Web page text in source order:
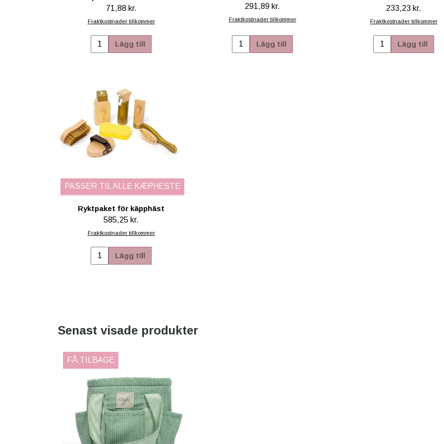
71,88 kr.
Fraktkostnader tillkommer
Lägg till
291,89 kr.
Fraktkostnader tillkommer
Lägg till
233,23 kr.
Fraktkostnader tillkommer
Lägg till
PASSER TIL ALLE KÆPHESTE
Ryktpaket för käpphäst
585,25 kr.
Fraktkostnader tillkommer
Lägg till
Senast visade produkter
FÅ TILBAGE